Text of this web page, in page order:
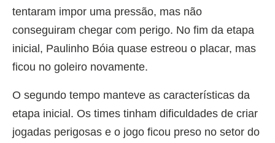
tentaram impor uma pressão, mas não
conseguiram chegar com perigo. No fim da etapa
inicial, Paulinho Bóia quase estreou o placar, mas
ficou no goleiro novamente.
O segundo tempo manteve as características da
etapa inicial. Os times tinham dificuldades de criar
jogadas perigosas e o jogo ficou preso no setor do